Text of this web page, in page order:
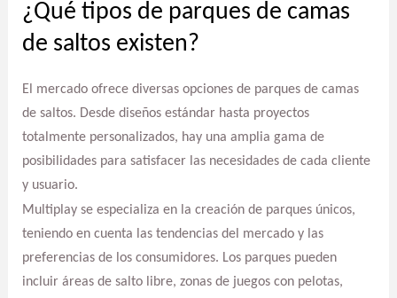
¿Qué tipos de parques de camas
de saltos existen?
El mercado ofrece diversas opciones de parques de camas
de saltos. Desde diseños estándar hasta proyectos
totalmente personalizados, hay una amplia gama de
posibilidades para satisfacer las necesidades de cada cliente
y usuario.
Multiplay se especializa en la creación de parques únicos,
teniendo en cuenta las tendencias del mercado y las
preferencias de los consumidores. Los parques pueden
incluir áreas de salto libre, zonas de juegos con pelotas,